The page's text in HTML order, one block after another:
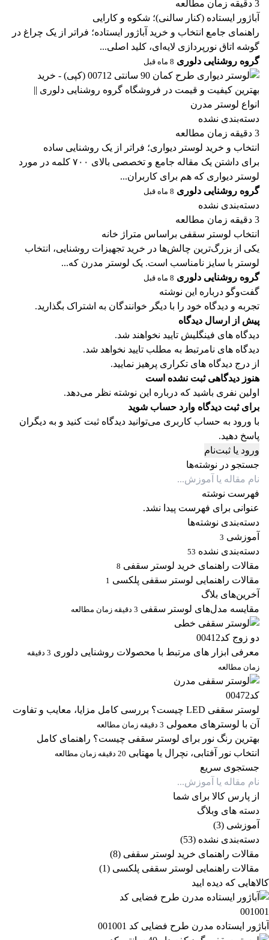
3 دقیقه زمان مطالعه
آباژور ایستاده (کنار سالنی)؛ شکوه و کارایی
راهنمای جامع انتخاب و خرید آباژور ایستاده؛ فراتر از یک چراغ در
گوشه اتاق نورپردازی لایه‌ای، کلید اصلی...
گروه روشنایی دلوری 8 ماه قبل
دسته‌بندی نشده
3 دقیقه زمان مطالعه
انتخاب و خرید لوستر دیواری؛ فراتر از یک روشنایی ساده
برای داشتن یک مقاله جامع و تخصصی بالای ۷۰۰ کلمه در مورد
لوستر دیواری که هم برای کاربران...
گروه روشنایی دلوری 8 ماه قبل
دسته‌بندی نشده
3 دقیقه زمان مطالعه
انتخاب لوستر سقفی براساس متراژ خانه
یکی از بزرگ‌ترین چالش‌ها در خرید تجهیزات روشنایی، انتخاب
لوستر با سایز نامناسب است. یک لوستر مدرن که...
گروه روشنایی دلوری 8 ماه قبل
گفت‌وگو درباره این نوشته
تجربه و دیدگاه خود را با دیگر خوانندگان به اشتراک بگذارید.
پیش از ارسال دیدگاه
دیدگاه های فینگلیش تایید نخواهند شد.
دیدگاه های نامرتبط به مطلب تایید نخواهد شد.
از درج دیدگاه های تکراری پرهیز نمایید.
هنوز دیدگاهی ثبت نشده است
اولین نفری باشید که درباره این نوشته نظر می‌دهد.
برای ثبت دیدگاه وارد حساب شوید
با ورود به حساب کاربری می‌توانید دیدگاه ثبت کنید و به دیگران
پاسخ دهید.
ورود یا ثبت‌نام
جستجو در نوشته‌ها
فهرست نوشته
عنوانی برای فهرست پیدا نشد.
دسته‌بندی نوشته‌ها
آموزشی 3
دسته‌بندی نشده 53
مقالات راهنمای خرید لوستر سقفی 8
مقالات راهنمایی لوستر سقفی پلکسی 1
آخرین‌های بلاگ
مقایسه مدل‌های لوستر سقفی 3 دقیقه زمان مطالعه
معرفی ابزار های مرتبط با محصولات روشنایی دلوری
3 دقیقه
زمان مطالعه
لوستر سقفی LED چیست؟ بررسی کامل مزایا، معایب و تفاوت
آن با لوسترهای معمولی 3 دقیقه زمان مطالعه
بهترین رنگ نور برای لوستر سقفی چیست؟ راهنمای کامل
انتخاب نور آفتابی، نچرال یا مهتابی 20 دقیقه زمان مطالعه
جستجوی سریع
از پارس کالا برای شما
دسته های وبلاگ
آموزشی (3)
دسته‌بندی نشده (53)
مقالات راهنمای خرید لوستر سقفی (8)
مقالات راهنمایی لوستر سقفی پلکسی (1)
کالاهایی که دیده ایید
آباژور ایستاده مدرن طرح فضایی کد 001001